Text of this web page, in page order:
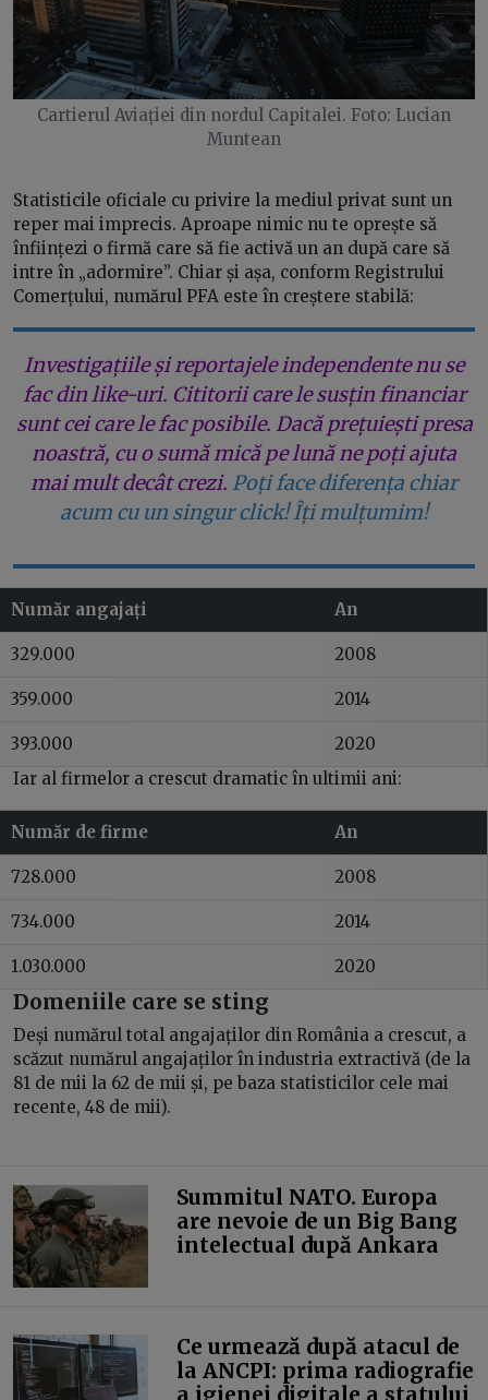
Cartierul Aviației din nordul Capitalei. Foto: Lucian
Muntean
Statisticile oficiale cu privire la mediul privat sunt un
reper mai imprecis. Aproape nimic nu te oprește să
înființezi o firmă care să fie activă un an după care să
intre în „adormire”. Chiar și așa, conform Registrului
Comerțului, numărul PFA este în creștere stabilă:
Investigațiile și reportajele independente nu se
fac din like-uri. Cititorii care le susțin financiar
sunt cei care le fac posibile. Dacă prețuiești presa
noastră, cu o sumă mică pe lună ne poți ajuta
mai mult decât crezi. Poți face diferența chiar
acum cu un singur click! Îți mulțumim!
Număr angajați An
329.000 2008
359.000 2014
393.000
2020
Iar al firmelor a crescut dramatic în ultimii ani:
Număr de firme An
728.000 2008
734.000 2014
1.030.000 2020
Domeniile care se sting
Deși numărul total angajaților din România a crescut, a
scăzut numărul angajaților în industria extractivă (de la
81 de mii la 62 de mii și, pe baza statisticilor cele mai
recente, 48 de mii).
Summitul NATO. Europa
are nevoie de un Big Bang
intelectual după Ankara
Ce urmează după atacul de
la ANCPI: prima radiografie